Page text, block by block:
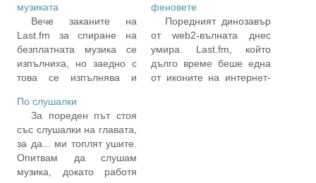
музиката
Вече заканите на
Last.fm за спиране на
безплатната музика се
изпълниха, но заедно с
това се изпълнява и
проектът на хора от
общността на свободния
софтуер и свободната
култура за алтернатива
на централизирания и
ограничен достъп до
феновете
Поредният динозавър
от web2-вълната днес
умира. Last.fm, който
дълго време беше една
от иконите на интернет-
По слушалки
За пореден път стоя
със слушалки на главата,
за да... ми топлят ушите.
Опитвам да слушам
музика, докато работя